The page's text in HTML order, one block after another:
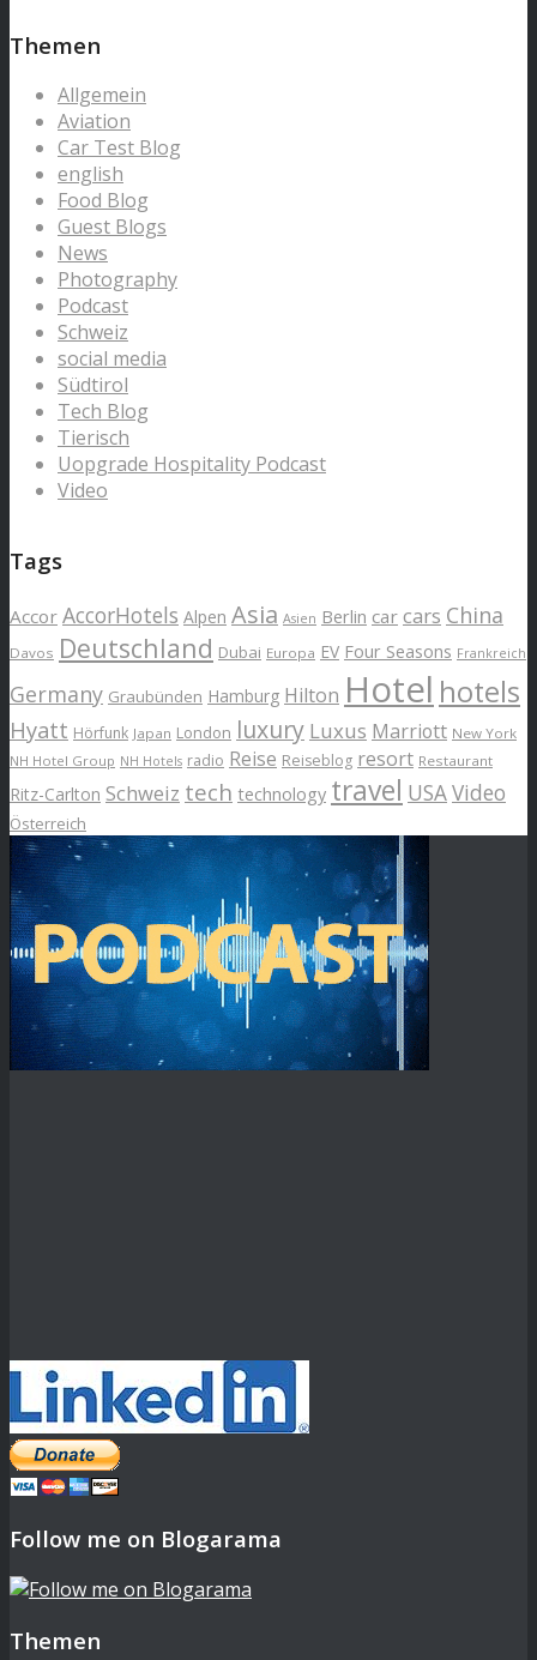
Themen
Allgemein
Aviation
Car Test Blog
english
Food Blog
Guest Blogs
News
Photography
Podcast
Schweiz
social media
Südtirol
Tech Blog
Tierisch
Uopgrade Hospitality Podcast
Video
Tags
Accor AccorHotels Alpen Asia Asien Berlin car cars China
Davos Deutschland Dubai Europa EV Four Seasons Frankreich
Germany Graubünden Hamburg Hilton Hotel hotels
Hyatt Hörfunk Japan London luxury Luxus Marriott New York
NH Hotel Group NH Hotels radio Reise Reiseblog resort Restaurant
Ritz-Carlton Schweiz tech technology travel USAVideo
Österreich
Follow me on Blogarama
Themen